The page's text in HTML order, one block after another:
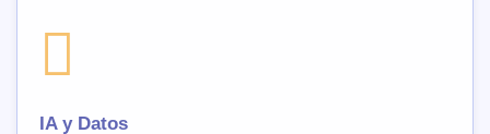
IA y Datos